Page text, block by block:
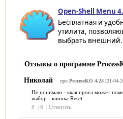
Open-Shell Menu
Бесплатная и
утилита,
выбрать
Отзывы о программе
Николай
про ProcessKO 4.24[21-04-
Не понимаю - ккая прога может
выбор - кнопка Reset
8
8 Ответить